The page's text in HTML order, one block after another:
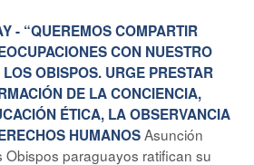
- “QUEREMOS COMPARTIR
CON NUESTRO
OBISPOS. URGE PRESTAR
DE LA CONCIENCIA,
ÉTICA, LA OBSERVANCIA
HUMANOSAsunción
Obispos paraguayos ratifican su